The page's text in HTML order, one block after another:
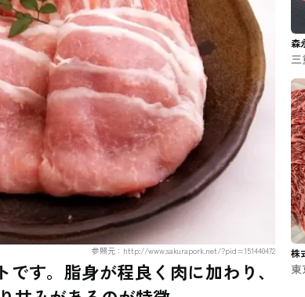
参照元：http://www.sakurapork.net/?pid=151440472
す。脂身が程良く肉に加わり、
森
三
も
株
東